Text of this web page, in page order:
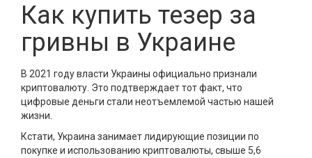
Как купить тезер за
гривны в Украине
В 2021 году власти Украины официально признали
криптовалюту. Это подтверждает тот факт, что
цифровые деньги стали неотъемлемой частью нашей
жизни.
Кстати, Украина занимает лидирующие позиции по
покупке и использованию криптовалюты, свыше 5,6